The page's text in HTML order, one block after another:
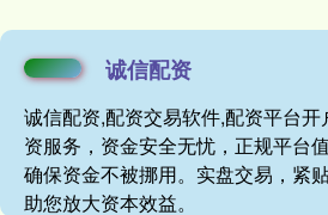
诚信配资
诚信配资,配资交易软件,配资平台
资服务，资金安全无忧，正规平台
确保资金不被挪用。实盘交易，紧
助您放大资本效益。